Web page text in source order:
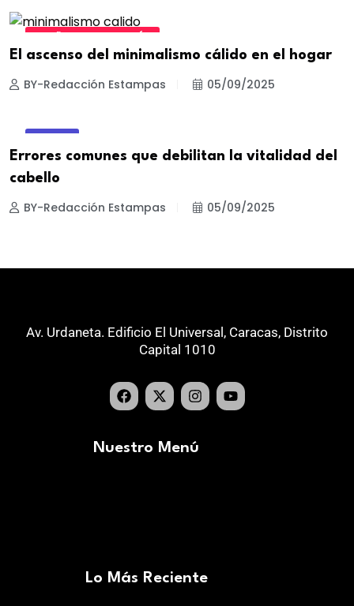
DISEÑO Y DECORACIÓN
El ascenso del minimalismo cálido en el hogar
BY-Redacción Estampas 05/09/2025
Errores comunes que debilitan la vitalidad del
cabello
BY-Redacción Estampas 05/09/2025
Av. Urdaneta. Edificio El Universal, Caracas, Distrito
Capital 1010
Nuestro Menú
Lo Más Reciente